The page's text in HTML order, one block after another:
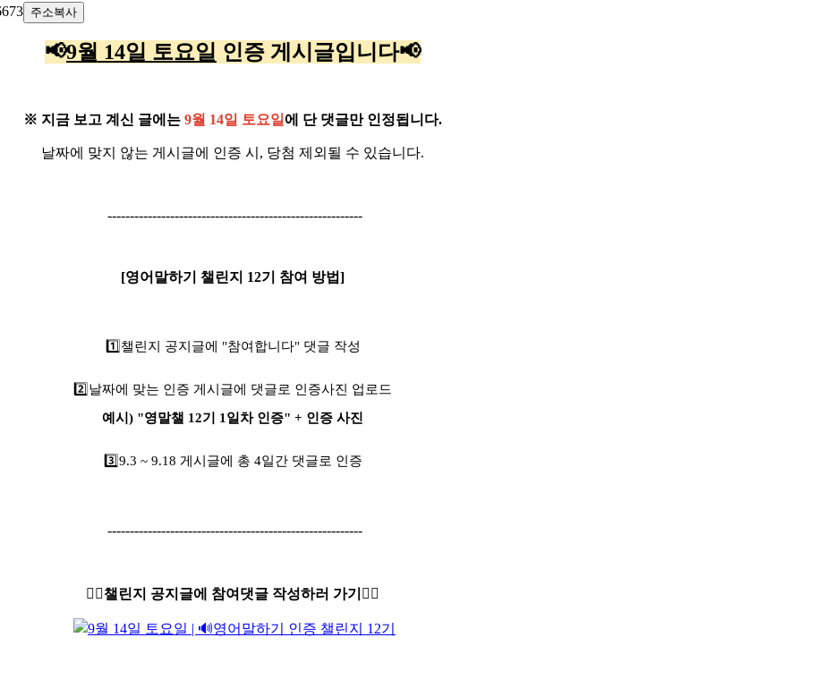
주소복사
📢9월 14일 토요일 인증 게시글입니다📢
※ 지금 보고 계신 글에는 9월 14일 토요일 에 단 댓글만 인정됩니다.
날짜에 맞지 않는 게시글에 인증 시, 당첨 제외될 수 있습니다.
---------------------------------------------------------
[영어말하기 챌린지 12기 참여 방법]
1️⃣ 챌린지 공지글에 "참여합니다" 댓글 작성
2️⃣ 날짜에 맞는 인증 게시글에 댓글로 인증사진 업로드
예시) "영말챌 12기 1일차 인증" + 인증 사진
3️⃣9.3 ~ 9.18 게시글에 총 4일간 댓글로 인증
---------------------------------------------------------
👇🏻챌린지 공지글에 참여댓글 작성하러 가기👇🏻